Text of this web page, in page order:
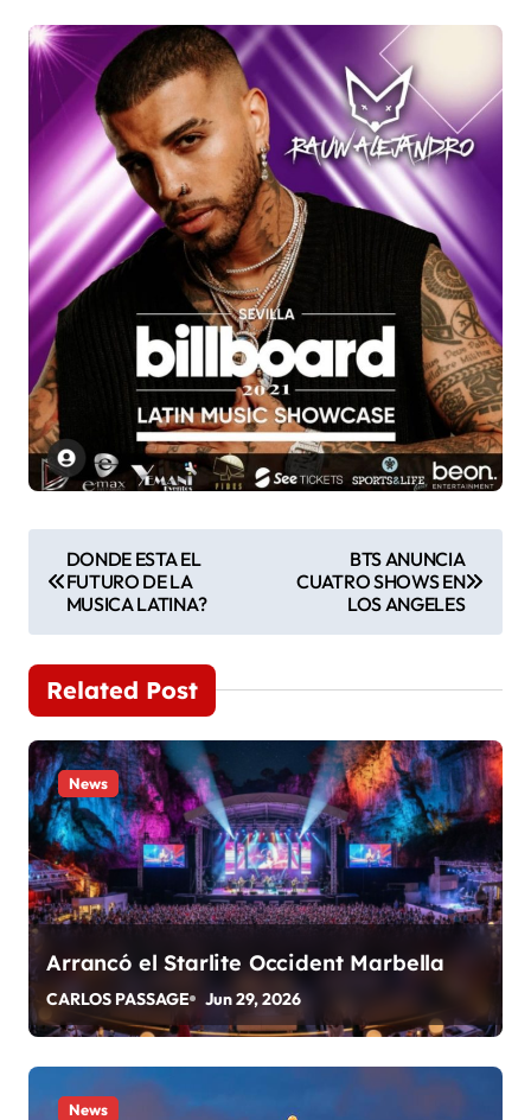
a
v
e
g
a
c
i
ó
n
d
e
DONDE ESTA EL
FUTURO DE LA
MUSICA LATINA?
BTS ANUNCIA
CUATRO SHOWS EN
LOS ANGELES
Related Post
News
Arrancó el Starlite Occident Marbella
CARLOS PASSAGE Jun 29, 2026
News